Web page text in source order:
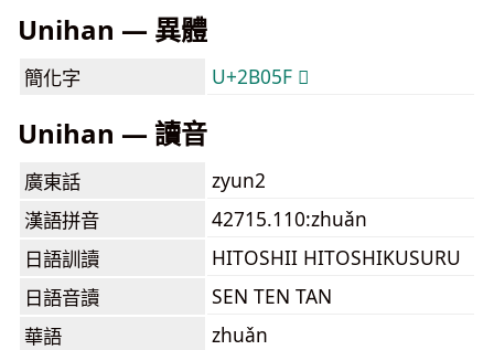
Unihan — 異體
簡化字 U+2B05F 𫁟
Unihan — 讀音
廣東話
zyun2
漢語拼音
42715.110:zhuǎn
日語訓讀
HITOSHII HITOSHIKUSURU
日語音讀
SEN TEN TAN
華語
zhuǎn